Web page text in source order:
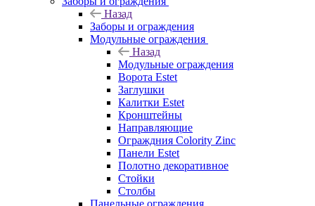
Назад
Заборы и ограждения
Модульные ограждения
Назад
Модульные ограждения
Ворота Estet
Заглушки
Калитки Estet
Кронштейны
Направляющие
Ограждния Colority Zinc
Панели Estet
Полотно декоративное
Стойки
Столбы
Панельные ограждения